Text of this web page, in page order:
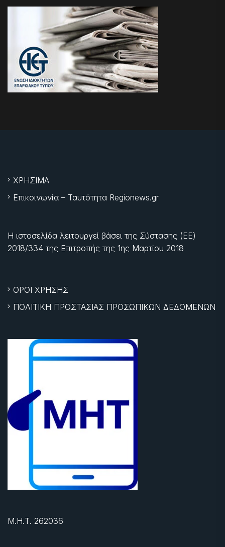
ΧΡΗΣΙΜΑ
Επικοινωνία – Ταυτότητα Regionews.gr
Η ιστοσελίδα λειτουργεί βάσει της Σύστασης (ΕΕ)
2018/334 της Επιτροπής της 1ης Μαρτίου 2018
ΟΡΟΙ ΧΡΗΣΗΣ
ΠΟΛΙΤΙΚΗ ΠΡΟΣΤΑΣΙΑΣ ΠΡΟΣΩΠΙΚΩΝ ΔΕΔΟΜΕΝΩΝ
Μ.Η.Τ. 262036